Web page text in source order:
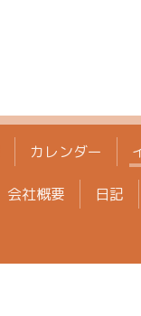
カレンダー
会社概要 日記